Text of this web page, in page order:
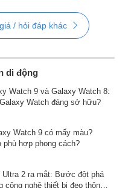
/ hỏi đáp khác
di động
Watch 9 và Galaxy Watch 8:
Watch đáng sở hữu?
Watch 9 có mấy màu?
phù hợp phong cách?
Ultra 2 ra mắt: Bước đột phá
công nghệ thiết bị đeo thông